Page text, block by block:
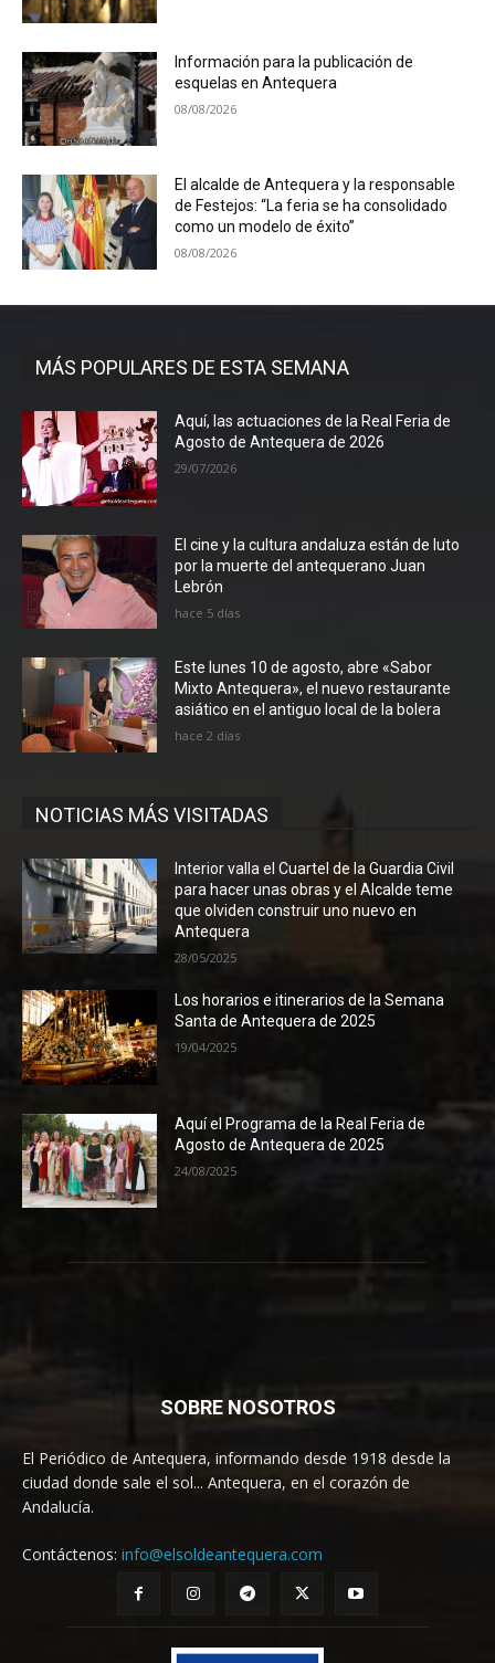
Información para la publicación de
esquelas en Antequera
08/08/2026
El alcalde de Antequera y la responsable
de Festejos: “La feria se ha consolidado
como un modelo de éxito”
08/08/2026
MÁS POPULARES DE ESTA SEMANA
Aquí, las actuaciones de la Real Feria de
Agosto de Antequera de 2026
29/07/2026
El cine y la cultura andaluza están de luto
por la muerte del antequerano Juan
Lebrón
hace 5 días
Este lunes 10 de agosto, abre «Sabor
Mixto Antequera», el nuevo restaurante
asiático en el antiguo local de la bolera
hace 2 días
NOTICIAS MÁS VISITADAS
Interior valla el Cuartel de la Guardia Civil
para hacer unas obras y el Alcalde teme
que olviden construir uno nuevo en
Antequera
28/05/2025
Los horarios e itinerarios de la Semana
Santa de Antequera de 2025
19/04/2025
Aquí el Programa de la Real Feria de
Agosto de Antequera de 2025
24/08/2025
SOBRE NOSOTROS
El Periódico de Antequera, informando desde 1918 desde la
ciudad donde sale el sol... Antequera, en el corazón de
Andalucía.
Contáctenos: info@elsoldeantequera.com